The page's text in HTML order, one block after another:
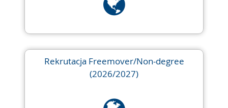
Rekrutacja Freemover/Non-degree
(2026/2027)